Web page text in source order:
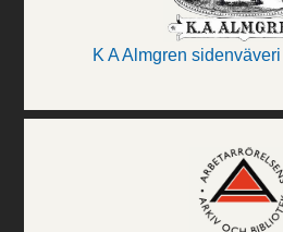
K A Almgren